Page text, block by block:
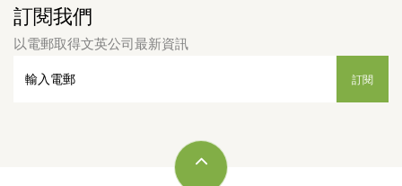
訂閱我們
以電郵取得文英公司最新資訊